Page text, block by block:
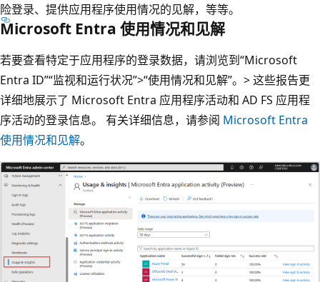
险登录、提供应用程序使用情况的见解，等等。
Microsoft Entra 使用情况和见解
若要查看特定于应用程序的登录数据，请浏览到“Microsoft
Entra ID”“监视和运行状况”>“使用情况和见解”。 >这些报告更
详细地展示了 Microsoft Entra 应用程序活动和 AD FS 应用程
序活动的登录信息。 有关详细信息，请参阅 Microsoft Entra
使用情况和见解。